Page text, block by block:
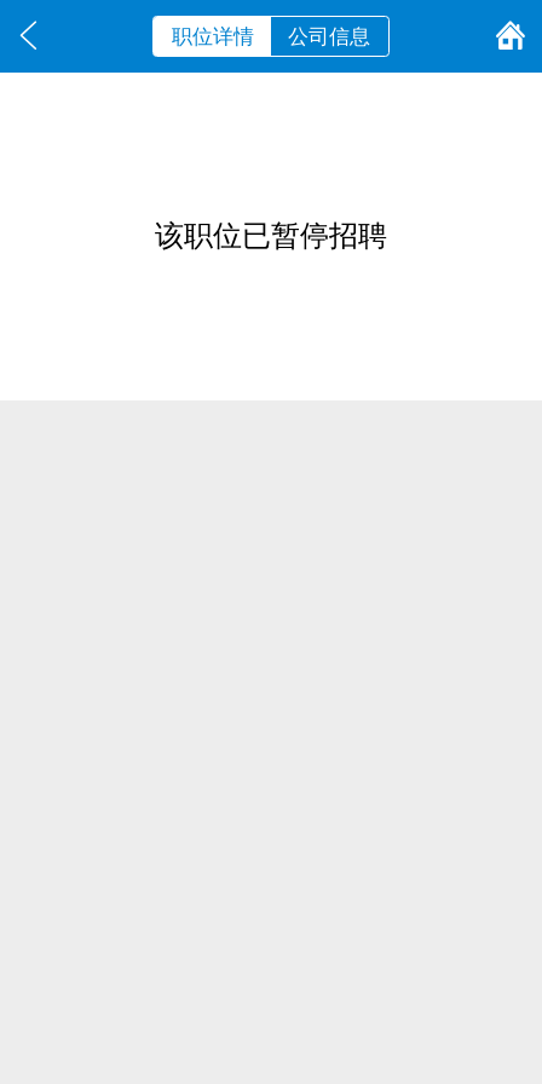
职位详情 公司信息
该职位已暂停招聘